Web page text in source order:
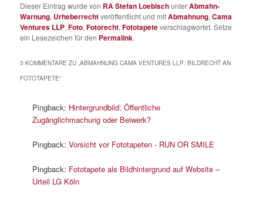
Dieser Eintrag wurde von RA Stefan LoebischunterAbmahn-
Warnung, Urheberrechtveröffentlicht und mitAbmahnung,Cama
Ventures LLP,Foto,Fotorecht,Fototapeteverschlagwortet. Setze
ein Lesezeichen für den Permalink.
3 KOMMENTARE ZU „ABMAHNUNG CAMA VENTURES LLP: BILDRECHT AN
FOTOTAPETE“
Pingback: Hintergrundbild: Öffentliche
Zugänglichmachung oder Beiwerk?
Pingback:Vorsicht vor Fototapeten - RUN OR SMILE
Pingback: Fototapete als Bildhintergrund auf Website –
Urteil LG Köln